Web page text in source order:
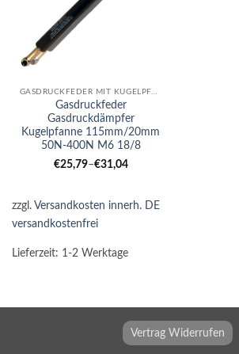
GASDRUCKFEDER MIT KUGELPFANNE
Gasdruckfeder
Gasdruckdämpfer
Kugelpfanne 115mm/20mm
50N-400N M6 18/8
€25,79–€31,04
zzgl. Versandkosten innerh. DE
versandkostenfrei
Lieferzeit: 1-2 Werktage
Vertrag Widerrufen